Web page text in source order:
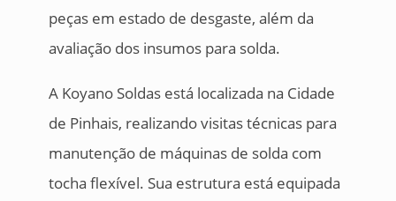
peças em estado de desgaste, além da
avaliação dos insumos para solda.
A Koyano Soldas está localizada na Cidade
de Pinhais, realizando visitas técnicas para
manutenção de máquinas de solda com
tocha flexível. Sua estrutura está equipada